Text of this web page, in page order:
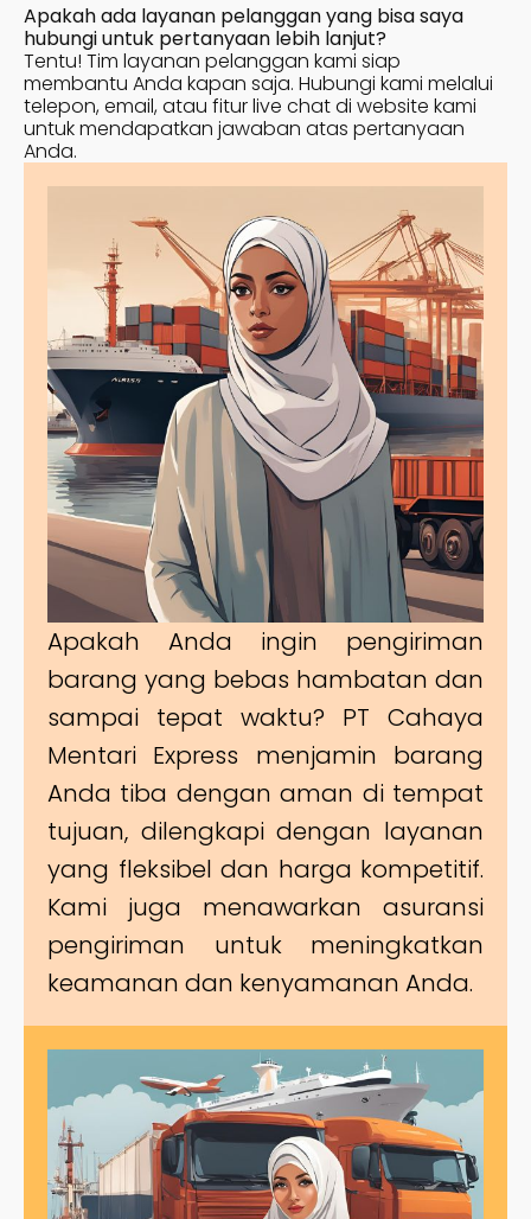
Apakah ada layanan pelanggan yang bisa saya
hubungi untuk pertanyaan lebih lanjut?
Tentu! Tim layanan pelanggan kami siap
membantu Anda kapan saja. Hubungi kami melalui
telepon, email, atau fitur live chat di website kami
untuk mendapatkan jawaban atas pertanyaan
Anda.
Apakah Anda ingin pengiriman
barang yang bebas hambatan dan
sampai tepat waktu? PT Cahaya
Mentari Express menjamin barang
Anda tiba dengan aman di tempat
tujuan, dilengkapi dengan layanan
yang fleksibel dan harga kompetitif.
Kami juga menawarkan asuransi
pengiriman untuk meningkatkan
keamanan dan kenyamanan Anda.